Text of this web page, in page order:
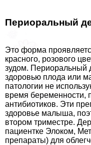
Периopaльный
Это форма
красного, розового
зудом. Периopaльный
здоровью плода или
патологии не
время беременности,
антибиотиков. Эти
здоровье малыша,
втором триместре.
пациентке Элоком,
препараты) для